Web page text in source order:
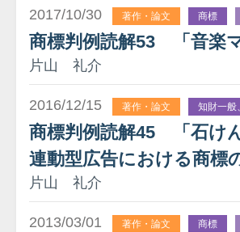
2017/10/30 著作・論文 商標
商標判例読解53 「音楽
片山 礼介
2016/12/15 著作・論文 知財一般
商標判例読解45 「石け
連動型広告における商標
片山 礼介
2013/03/01 著作・論文 商標